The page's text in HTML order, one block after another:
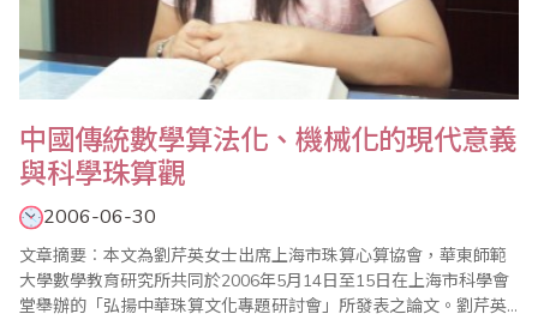
中國傳統數學算法化、機械化的現代意義
與科學珠算觀
2006-06-30
文章摘要︰本文為劉芹英女士出席上海市珠算心算協會，華東師範
大學數學教育研究所共同於2006年5月14日至15日在上海市科學會
堂舉辦的「弘揚中華珠算文化專題研討會」所發表之論文。劉芹英